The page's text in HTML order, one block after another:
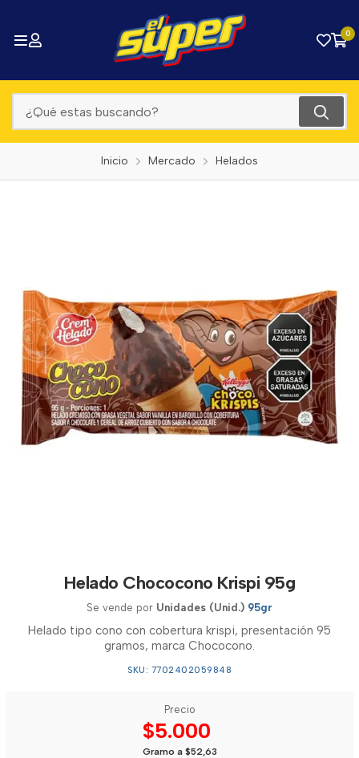
0
Inicio Mercado Helados
Helado Chococono Krispi 95g
Se vende por Unidades (Unid.) 95gr
Helado tipo cono con cobertura krispi, presentación 95
gramos, marca Chococono.
SKU: 7702402059848
Precio
$5.000
Gramo a $52,63